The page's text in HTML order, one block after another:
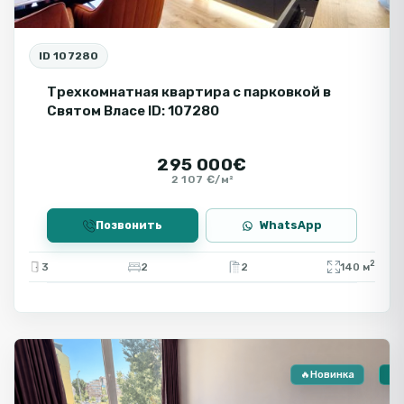
ID 107280
Трехкомнатная квартира с парковкой в
Святом Власе ID: 107280
295 000€
2 107 €/м²
Позвонить WhatsApp
3 2 2 140 м2
🔥Новинка